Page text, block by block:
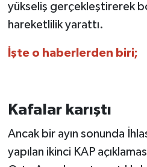
yükseliş gerçekleştirerek
hareketlilik yarattı.
İşte o haberlerden biri;
Kafalar karıştı
Ancak bir ayın sonunda
yapılan ikinci KAP